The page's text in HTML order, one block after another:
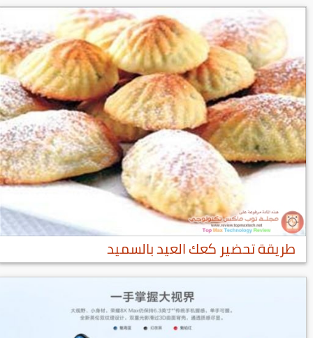
طريقة تحضير كعك العيد بالسميد